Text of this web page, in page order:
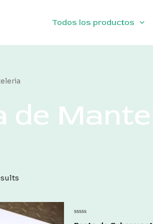
Todos los productos
de